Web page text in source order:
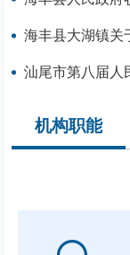
海丰县大湖镇关
汕尾市第八届人民
机构职能